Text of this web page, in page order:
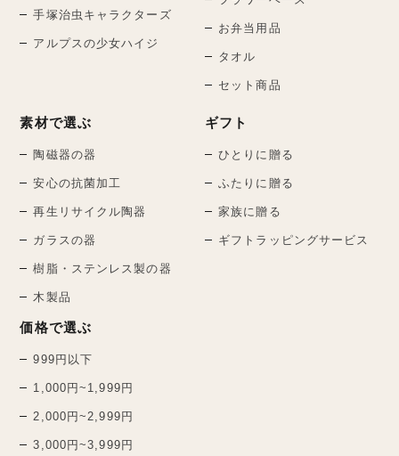
手塚治虫キャラクターズ
アルプスの少女ハイジ
お弁当用品
タオル
セット商品
素材で選ぶ
陶磁器の器
安心の抗菌加工
再生リサイクル陶器
ガラスの器
樹脂・ステンレス製の器
木製品
価格で選ぶ
999円以下
1,000円~1,999円
2,000円~2,999円
3,000円~3,999円
ギフト
ひとりに贈る
ふたりに贈る
家族に贈る
ギフトラッピングサービス